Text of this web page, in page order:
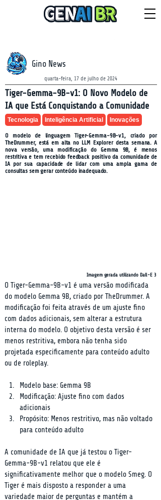
Gino News
quarta-feira, 17 de julho de 2024
Tiger-Gemma-9B-v1: O Novo Modelo de
IA que Está Conquistando a Comunidade
Tecnologia Inteligência Artificial Inovações
O modelo de linguagem Tiger-Gemma-9B-v1, criado por
TheDrummer, está em alta no LLM Explorer desta semana. A
nova versão, uma modificação do Gemma 9B, é menos
restritiva e tem recebido feedback positivo da comunidade de
IA por sua capacidade de lidar com uma ampla gama de
consultas sem gerar conteúdo inadequado.
Imagem gerada utilizando Dall-E 3
O Tiger-Gemma-9B-v1 é uma versão modificada
do modelo Gemma 9B, criado por TheDrummer. A
modificação foi feita através de um ajuste fino
com dados adicionais, sem alterar a estrutura
interna do modelo. O objetivo desta versão é ser
menos restritiva, embora não tenha sido
projetada especificamente para conteúdo adulto
ou de roleplay.
Modelo base: Gemma 9B
Modificação: Ajuste fino com dados
adicionais
Propósito: Menos restritivo, mas não voltado
para conteúdo adulto
A comunidade de IA que já testou o Tiger-
Gemma-9B-v1 relatou que ele é
significativamente melhor que o modelo Smeg. O
Tiger é mais disposto a responder a uma
variedade maior de perguntas e mantém a